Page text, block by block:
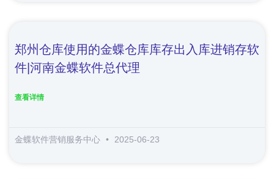
郑州仓库使用的金蝶仓库库存出入库进销存软
件|河南金蝶软件总代理
查看详情
金蝶软件营销服务中心 2025-06-23